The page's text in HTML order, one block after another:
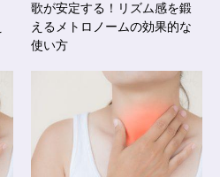
歌が安定する！リズム感を鍛
えるメトロノームの効果的な
使い方